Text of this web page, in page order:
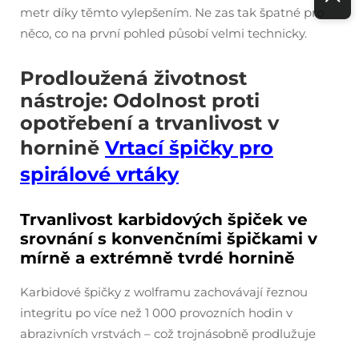
metr díky těmto vylepšením. Ne zas tak špatné pro
něco, co na první pohled působí velmi technicky.
Prodloužená životnost
nástroje: Odolnost proti
opotřebení a trvanlivost v
hornině Vrtací špičky pro
spirálové vrtáky
Trvanlivost karbidových špiček ve
srovnání s konvenčními špičkami v
mírně a extrémně tvrdé hornině
Karbidové špičky z wolframu zachovávají řeznou
integritu po více než 1 000 provozních hodin v
abrazivních vrstvách – což trojnásobně prodlužuje